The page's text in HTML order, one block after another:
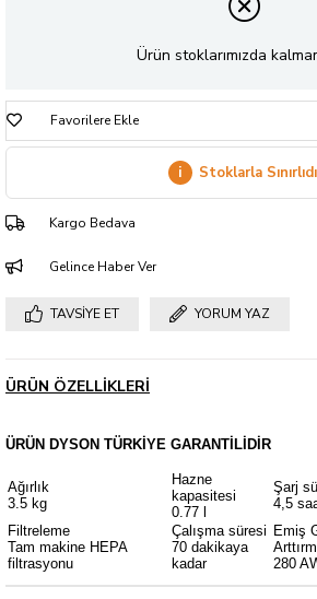
Ürün stoklarımızda
Favorilere Ekle
i Stoklarla
Kargo Bedava
Gelince Haber Ver
TAVSIYE ET YORUM YAZ
ÜRÜN ÖZELLIKLERI
ÜRÜN DYSON TÜRKİYE GARANTİLİDİR
Ağırlık
3.5 kg
Hazne
kapasitesi
0.77 l
Şarj
4,5
Filtreleme
Tam makine HEPA
filtrasyonu
Çalışma süresi
70 dakikaya
kadar
Emiş
280